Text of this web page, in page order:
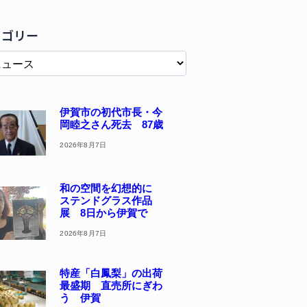
リー
伊賀市の初代市長・今
岡睦之さん死去 87歳
2026年8月7日
和の空間を幻想的に
ステンドグラス作品
展 8日から伊賀で
2026年8月7日
特産「白鳳梨」の出荷
最盛期 直売所にぎわ
う 伊賀